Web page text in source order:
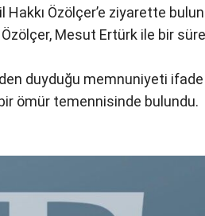
Özölçer’e ziyarette
Mesut Ertürk ile bir
duyduğu memnuniyeti
ömür temennisinde bulundu.